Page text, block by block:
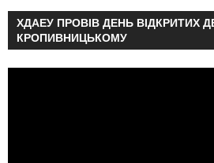
ХДАЕУ ПРОВІВ ДЕНЬ ВІДКРИТИХ
КРОПИВНИЦЬКОМУ